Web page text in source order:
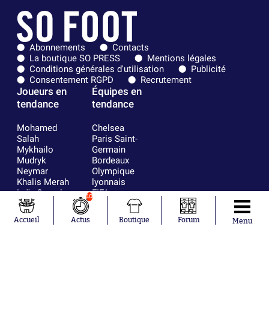
Abonnements
Contacts
La boutique SO PRESS
Mentions légales
Conditions générales d'utilisation
Publicité
Consentement RGPD
Recrutement
Joueurs en
tendance
Mohamed
Salah
Mykhailo
Mudryk
Neymar
Khalis Merah
Loïs Openda
Moussa
Niakhaté
Nicolás
Équipes en
tendance
Chelsea
Paris Saint-
Germain
Bordeaux
Olympique
lyonnais
FIFA
Real Madrid
RC Strasbourg
AC Milan
Accueil
10
Actus Boutique Forum Menu